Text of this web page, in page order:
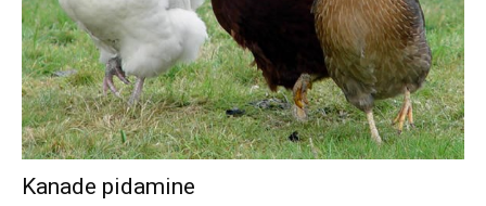
Kanade pidamine